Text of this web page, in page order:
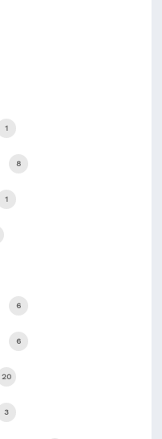
1
8
1
6
6
20
3